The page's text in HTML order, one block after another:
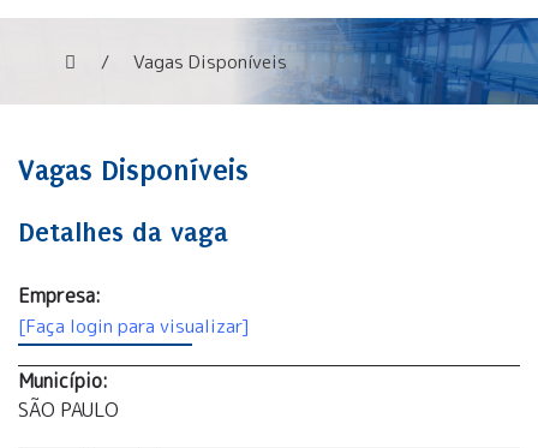
Vagas Disponíveis
Vagas Disponíveis
Detalhes da vaga
Empresa:
[Faça login para visualizar]
Município:
SÃO PAULO